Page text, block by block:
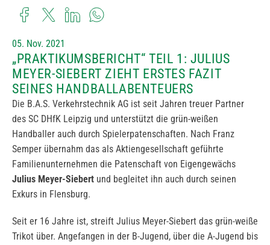
05. Nov. 2021
„PRAKTIKUMSBERICHT“ TEIL 1: JULIUS
MEYER-SIEBERT ZIEHT ERSTES FAZIT
SEINES HANDBALLABENTEUERS
Die B.A.S. Verkehrstechnik AG ist seit Jahren treuer Partner
des SC DHfK Leipzig und unterstützt die grün-weißen
Handballer auch durch Spielerpatenschaften. Nach Franz
Semper übernahm das als Aktiengesellschaft geführte
Familienunternehmen die Patenschaft von Eigengewächs
Julius Meyer-Siebert und begleitet ihn auch durch seinen
Exkurs in Flensburg.
Seit er 16 Jahre ist, streift Julius Meyer-Siebert das grün-weiße
Trikot über. Angefangen in der B-Jugend, über die A-Jugend bis